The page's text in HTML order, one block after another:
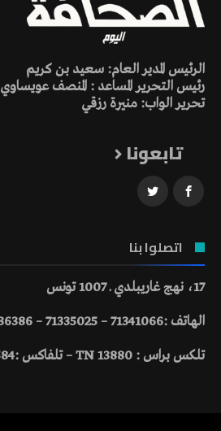
الرئيس المدير العام: سعيد بن كريم
رئيس التحرير المساعد : المنصف عويساوي
تحرير الواب: منيرة رزقي
تابعونا
اتصلوا بنا
17، نهج غاريبلدي ـ 1007 تونس
الهاتف :71341066 – 71335025 – 71336386
تلكس براس : 13880 TN – تلفاكس :71336584